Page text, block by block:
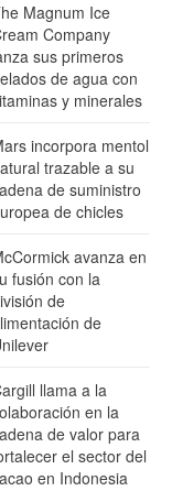
Magnum Ice
Company
sus primeros
de agua con
y minerales
incorpora mentol
trazable a su
de suministro
de chicles
avanza en
fusión con la
de
de
llama a la
en la
de valor para
el sector del
en Indonesia